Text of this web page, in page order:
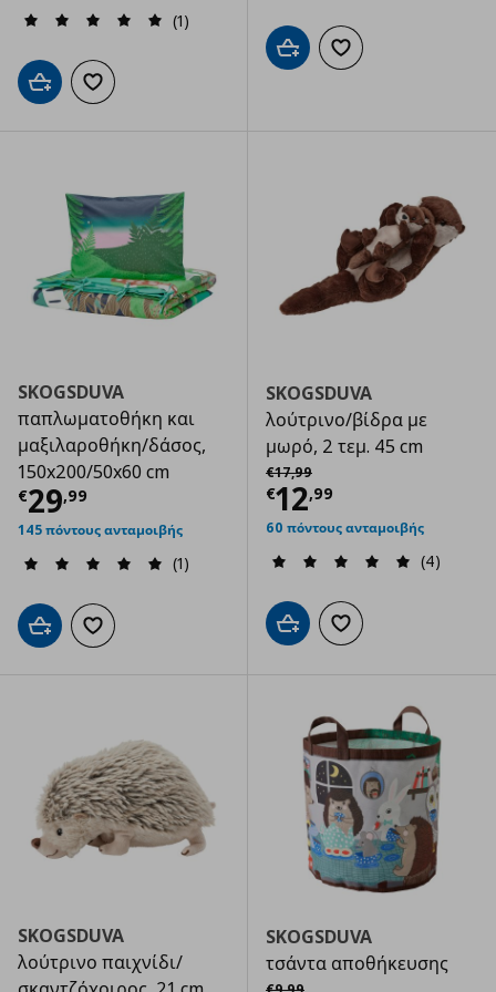
(1)
Προσθήκη στο καλάθι
Προσθήκη στα αγαπημένα
Προσθήκη στο καλάθι
Προσθήκη στα
SKOGSDUVA
παπλωματοθήκη και
μαξιλαροθήκη/δάσος,
150x200/50x60 cm
€29,99
Τρέχουσα τιμή € 29,99
145 πόντους ανταμοιβής
(1)
Προσθήκη στο καλάθι
Προσθήκη στα αγαπημένα
SKOGSDUVA
λούτρινο/βίδρα με
μωρό, 2 τεμ. 45 cm
€17,99
Αρχική τιμή
€12,99
Τρέχουσα
60 πόντους ανταμοιβής
(4)
Προσθήκη στο καλάθι
Προσθήκη στα
SKOGSDUVA
λούτρινο παιχνίδι/
SKOGSDUVA
τσάντα αποθήκευσης
Αρχική τιμή